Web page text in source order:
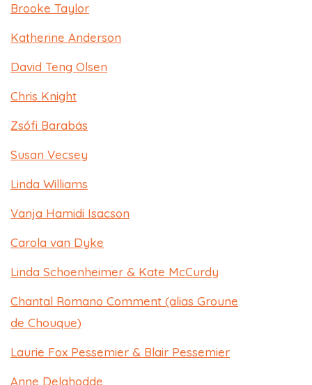
Brooke Taylor
Katherine Anderson
David Teng Olsen
Chris Knight
Zsófi Barabás
Susan Vecsey​
Linda Williams
Vanja Hamidi Isacson​
Carola van Dyke
Linda Schoenheimer & Kate McCurdy
Chantal Romano Comment (alias Groune
de Chouque)​
Laurie Fox Pessemier & Blair Pessemier
Anne Delahodde